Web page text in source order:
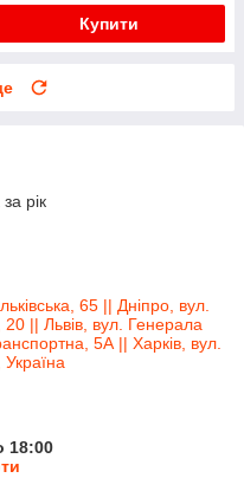
Купити
рік
65 || Дніпро, вул.
|| Львів, вул. Генерала
5А || Харків, вул.
18:00